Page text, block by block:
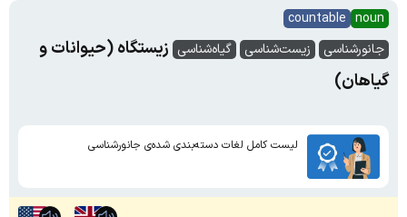
noun
countable
جانورشناسی
زیست‌شناسی گیاه‌شناسی زیستگاه (حیوانات و
گیاهان)
لیست کامل لغات دسته‌بندی شده‌ی جانورشناسی